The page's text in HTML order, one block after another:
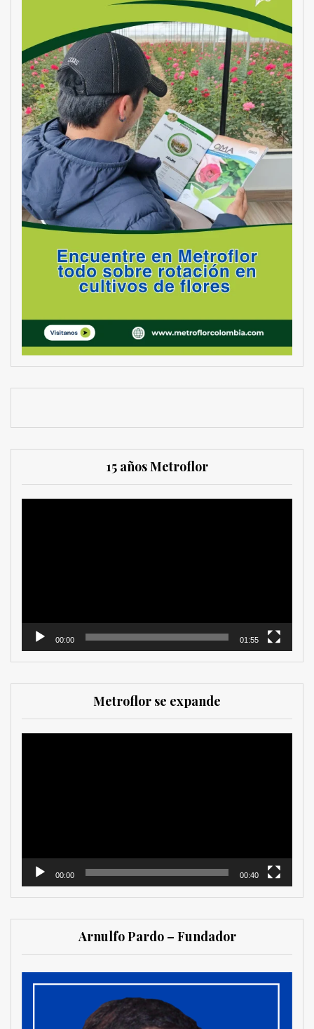
15 años Metroflor
00:00 01:55
Metroflor se expande
00:00 00:40
Arnulfo Pardo – Fundador